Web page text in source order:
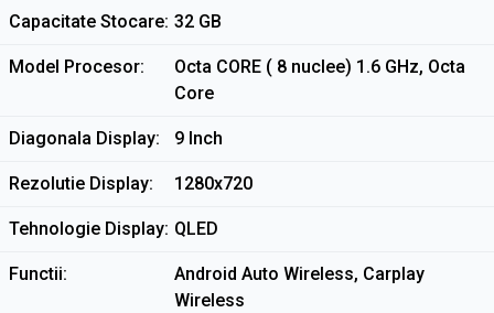
Capacitate Stocare 32 GB
Model Procesor
Octa CORE ( 8 nuclee) 1.6 GHz, Octa
Core
Diagonala Display 9 Inch
Rezolutie Display 1280x720
Tehnologie Display QLED
Functii
Android Auto Wireless, Carplay
Wireless